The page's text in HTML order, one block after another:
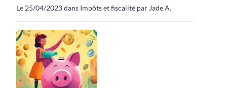
Le 25/04/2023 dans Impôts et fiscalité par Jade A.